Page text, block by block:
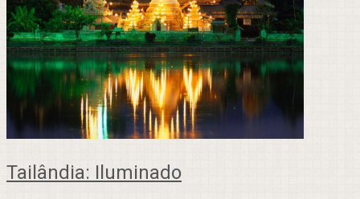
Tailândia: Iluminado